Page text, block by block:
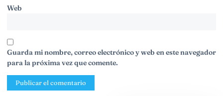
Web
Guarda mi nombre, correo electrónico y web en este navegador
para la próxima vez que comente.